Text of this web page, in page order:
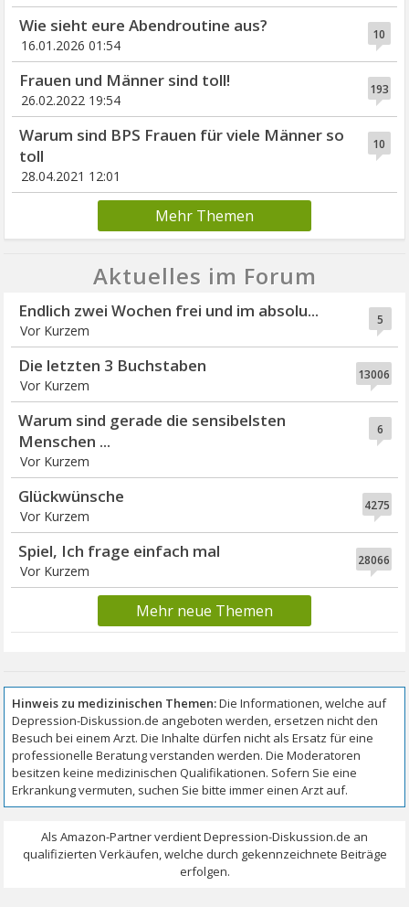
10
Wie sieht eure Abendroutine aus?
16.01.2026 01:54
193
Frauen und Männer sind toll!
26.02.2022 19:54
10
Warum sind BPS Frauen für viele Männer so
toll
28.04.2021 12:01
Mehr Themen
Aktuelles im Forum
5
Endlich zwei Wochen frei und im absolu...
Vor Kurzem
13006
Die letzten 3 Buchstaben
Vor Kurzem
6
Warum sind gerade die sensibelsten
Menschen ...
Vor Kurzem
4275
Glückwünsche
Vor Kurzem
28066
Spiel, Ich frage einfach mal
Vor Kurzem
Mehr neue Themen